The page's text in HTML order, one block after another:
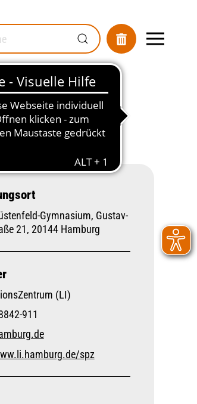
Gymnasium, Gustav-
21, 20144 Hamburg
(LI)
911
spz